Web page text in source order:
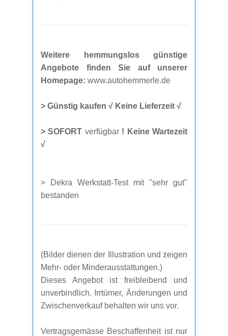
Weitere hemmungslos günstige
Angebote finden Sie auf unserer
Homepage: www.autohemmerle.de
> Günstig kaufen √ Keine Lieferzeit √
> SOFORT verfügbar ! Keine Wartezeit
√
> Dekra Werkstatt-Test mit "sehr gut"
bestanden
(Bilder dienen der Illustration und zeigen
Mehr- oder Minderausstattungen.)
Dieses Angebot ist freibleibend und
unverbindlich. Irrtümer, Änderungen und
Zwischenverkauf behalten wir uns vor.
Vertragsgemässe Beschaffenheit ist nur